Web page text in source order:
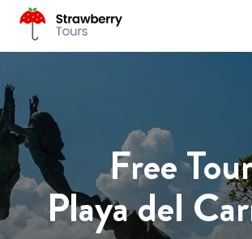
Free
Playa del